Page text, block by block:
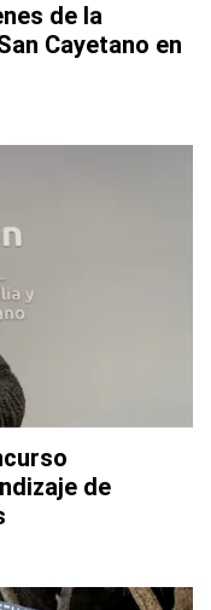
de la
Cayetano en
de